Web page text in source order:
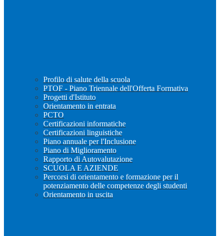
Profilo di salute della scuola
PTOF - Piano Triennale dell'Offerta Formativa
Progetti d'Istituto
Orientamento in entrata
PCTO
Certificazioni informatiche
Certificazioni linguistiche
Piano annuale per l'Inclusione
Piano di Miglioramento
Rapporto di Autovalutazione
SCUOLA E AZIENDE
Percorsi di orientamento e formazione per il
potenziamento delle competenze degli studenti
Orientamento in uscita